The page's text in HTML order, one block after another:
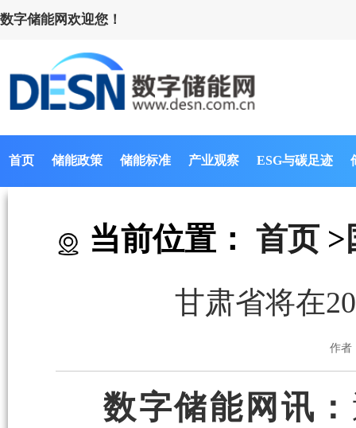
数字储能网欢迎您！
首页 储能政策 储能标准 产业观察 ESG与碳足迹
当前位置： 首页 >
甘肃省将在
作者
数字储能网讯：